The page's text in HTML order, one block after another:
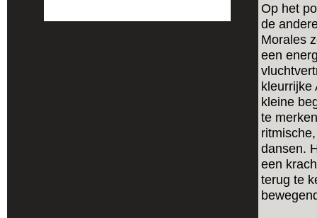
Op het
de
Morales
een
kleurrijke
kleine
te
dansen.
een
terug te